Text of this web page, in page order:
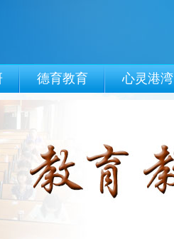
德育教育 心灵港湾